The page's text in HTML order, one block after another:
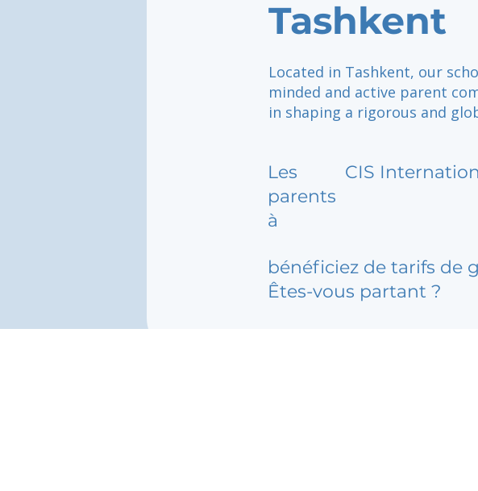
Tashkent
Located in Tashkent, our
minded and active parent
in shaping a rigorous and
Les
parents
à
CIS
bénéficiez de tarifs de
Êtes-vous partant ?